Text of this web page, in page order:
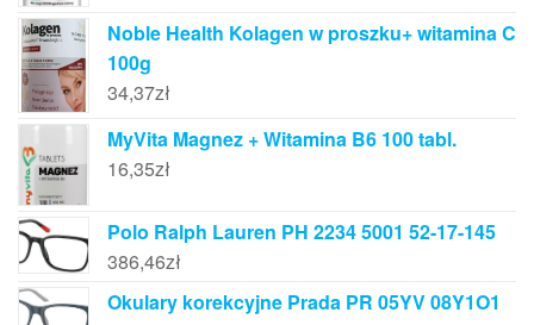
Noble Health Kolagen w proszku+ witamina C
100g
34,37zł
MyVita Magnez + Witamina B6 100 tabl.
16,35zł
Polo Ralph Lauren PH 2234 5001 52-17-145
386,46zł
Okulary korekcyjne Prada PR 05YV 08Y1O1